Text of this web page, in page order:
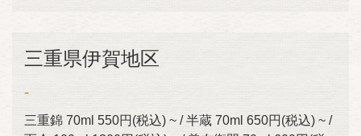
三重県伊賀地区
-
三重錦 70ml 550円(税込) ~ / 半蔵 70ml 650円(税込) ~ /